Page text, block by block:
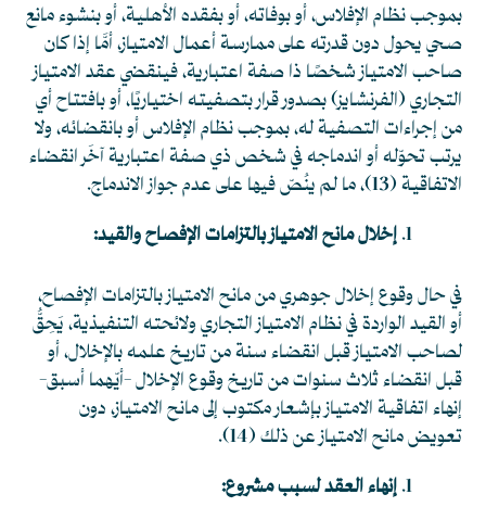
بموجب نظام الإفلاس، أو بوفاته، أو بفقده الأهلية، أو بنشوء مانع
صحي يحول دون قدرته على ممارسة أعمال الامتياز، أمَّا إذا كان
صاحب الامتياز شخصًا ذا صفة اعتبارية، فينقضي عقد الامتياز
التجاري (الفرنشايز) بصدور قرار بتصفيته اختياريًا، أو بافتتاح أي
من إجراءات التصفية له، بموجب نظام الإفلاس أو بانقضائه، ولا
يرتب تحوّله أو اندماجه في شخص ذي صفة اعتبارية آخَر انقضاء
الاتفاقية(13)
، ما لم ينُصّ فيها على عدم جواز الاندماج.
إخلال مانح الامتياز بالتزامات الإفصاح والقيد:
في حال وقوع إخلال جوهري من مانح الامتياز بالتزامات الإفصاح،
أو القيد الواردة في نظام الامتياز التجاري ولائحته التنفيذية، يَحِقُّ
لصاحب الامتياز قبل انقضاء سنة من تاريخ علمه بالإخلال، أو
قبل انقضاء ثلاث سنوات من تاريخ وقوع الإخلال -أيّهما أسبق-
إنهاء اتفاقية الامتياز بإشعار مكتوب إلى مانح الامتياز، دون
تعويض مانح الامتياز عن ذلك(14)
.
إنهاء العقد لسبب مشروع: